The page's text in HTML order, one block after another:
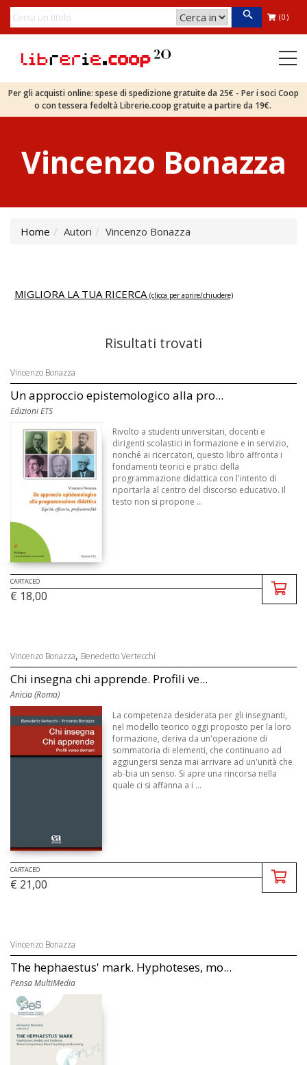
(0)
Per gli acquisti online: spese di spedizione gratuite da 25€ - Per i soci Coop
o con tessera fedeltà Librerie.coop gratuite a partire da 19€.
Vincenzo Bonazza
Home Autori Vincenzo Bonazza
MIGLIORA LA TUA RICERCA (clicca per aprire/chiudere)
Risultati trovati
Vincenzo Bonazza
Un approccio epistemologico alla pro...
Edizioni ETS
Rivolto a studenti universitari, docenti e
dirigenti scolastici in formazione e in servizio,
nonché ai ricercatori, questo libro affronta i
fondamenti teorici e pratici della
programmazione didattica con l'intento di
riportarla al centro del discorso educativo. Il
testo non si propone ...
CARTACEO
€ 18,00
Vincenzo Bonazza, Benedetto Vertecchi
Chi insegna chi apprende. Profili ve...
Anicia (Roma)
La competenza desiderata per gli insegnanti,
nel modello teorico oggi proposto per la loro
formazione, deriva da un'operazione di
sommatoria di elementi, che continuano ad
aggiungersi senza mai arrivare ad un'unità che
ab-bia un senso. Si apre una rincorsa nella
quale ci si affanna a i ...
CARTACEO
€ 21,00
Vincenzo Bonazza
The hephaestus' mark. Hyphoteses, mo...
Pensa MultiMedia